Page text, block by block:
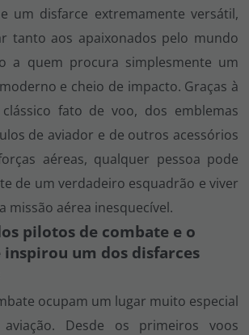
um disfarce extremamente versátil,
tanto aos apaixonados pelo mundo
a quem procura simplesmente um
e cheio de impacto. Graças à
fato de voo, dos emblemas
de aviador e de outros acessórios
aéreas, qualquer pessoa pode
de um verdadeiro esquadrão e viver
missão aérea inesquecível.
pilotos de combate e o
um dos disfarces
ocupam um lugar muito especial
Desde os primeiros voos